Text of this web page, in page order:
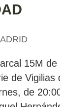
15M
de
de